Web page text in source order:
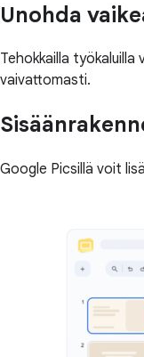
Unohda
Tehokkailla
vaivattomasti.
Google Picsillä voit